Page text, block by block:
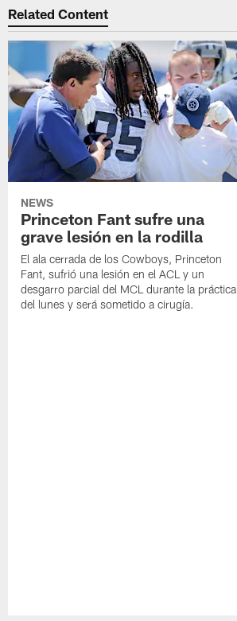
Related Content
NEWS
Princeton Fant sufre una
grave lesión en la rodilla
El ala cerrada de los Cowboys, Princeton
Fant, sufrió una lesión en el ACL y un
desgarro parcial del MCL durante la práctica
del lunes y será sometido a cirugía.